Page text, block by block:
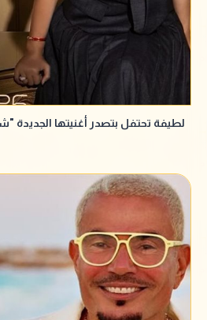
لطيفة تحتفل بتصدر أغنيتها الجديدة